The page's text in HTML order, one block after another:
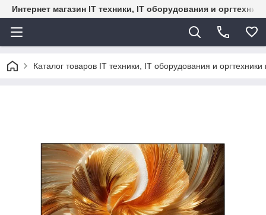
Интернет магазин IT техники, IT оборудования и
Каталог товаров IT техники, IT оборудования и